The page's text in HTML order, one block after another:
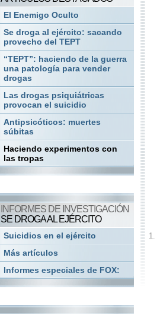
1.
El Enemigo Oculto
Se droga al ejército: sacando
provecho del TEPT
“TEPT”: haciendo de la guerra
una patología para vender
drogas
Las drogas psiquiátricas
provocan el suicidio
Antipsicóticos: muertes
súbitas
Haciendo experimentos con
las tropas
INFORMES DE INVESTIGACIÓN
SE DROGA AL EJÉRCITO
Suicidios en el ejército
Más artículos
Informes especiales de FOX: